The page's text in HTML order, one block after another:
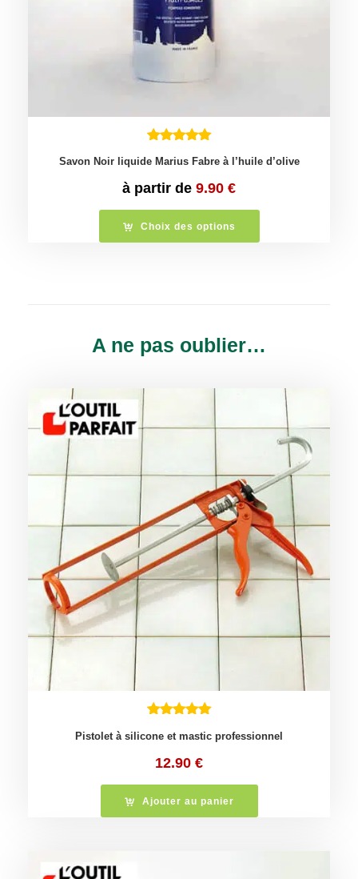
Savon Noir liquide Marius Fabre à l’huile d’olive
à partir de 9.90 €
Choix des options
A ne pas oublier…
Pistolet à silicone et mastic professionnel
12.90 €
Ajouter au panier